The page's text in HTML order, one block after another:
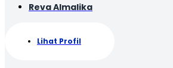
Reva Almalika
Lihat Profil